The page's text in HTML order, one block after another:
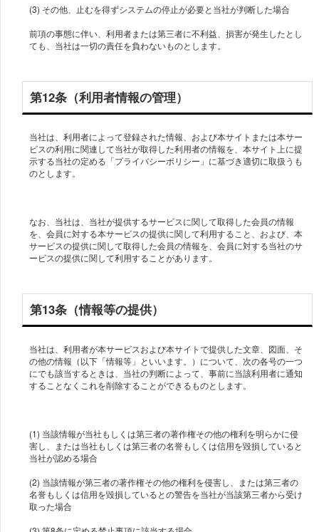
(3) その他、止むを得ずシステムの停止が必要と当社が判断した場合
前項の事態に伴い、利用者または第三者に不利益、損害が発生したとし
ても、当社は一切の責任を負わないものとします。
第12条（利用者情報の管理）
当社は、利用者によって登録された情報、および本サイトまたは本サー
ビスの利用に関連して当社が取得した利用者の情報を、本サイト上に提
示する当社の定める「プライバシーポリシー」に基づき適切に取扱うも
のとします。
なお、当社は、当社が提供するサービスに関して取得した会員の情報
を、会員に対する本サービスの提供に関して利用すること、および、本
サービスの提供に関して取得した会員の情報を、会員に対する当社のサ
ービスの提供に関して利用することがあります。
第13条（情報等の提供）
当社は、利用者が本サービスおよび本サイトで提供した文章、図面、そ
の他の情報（以下「情報等」といいます。）について、次の各号の一つ
にでも該当するときは、当社の判断によって、事前に当該利用者に通知
することなくこれを削除することができるものとします。
(1) 当該情報が当社もしくは第三者の著作権その他の権利を明らかに侵
害し、または当社もしくは第三者の名誉もしくは信用を毀損していると
当社が認める場合
(2) 当該情報が第三者の著作権その他の権利を侵害し、または第三者の
名誉もしくは信用を毀損しているとの警告を当社が当該第三者から受け
取った場合